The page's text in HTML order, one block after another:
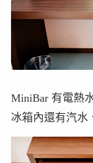
MiniBar 有電熱
冰箱內還有汽水